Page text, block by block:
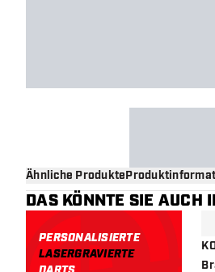
Ähnliche Produkte
DAS KÖNNTE SIE AUCH
PERSONALISIERTE
LASERGRAVIERTE